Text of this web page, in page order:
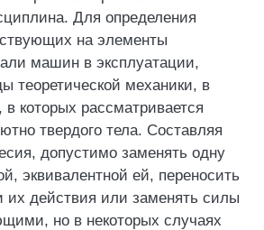
Для определения
на элементы
машин в эксплуатации,
теоретической механики, в
в которых рассматривается
твердого тела. Составляя
допустимо заменять одну
эквивалентной ей, переносить
действия или заменять силы
но в некоторых случаях